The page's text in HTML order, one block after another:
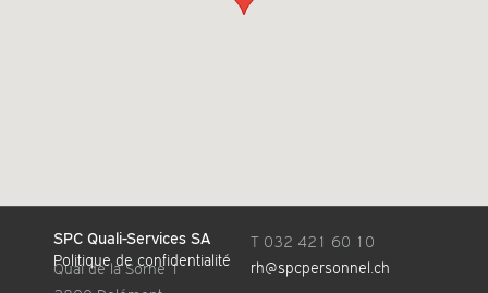
SPC Quali-Services SA
Quai de la Sorne 1
T 032 421 60 10
rh@spcpersonnel.ch
Politique de confidentialité